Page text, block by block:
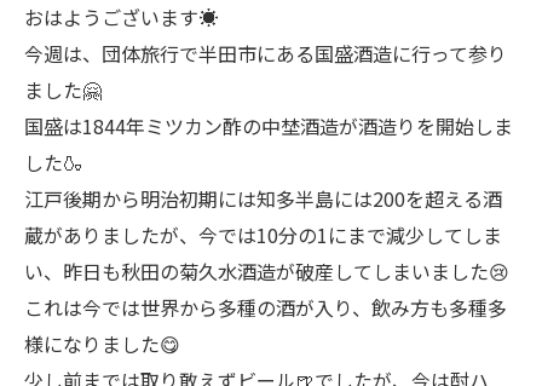
おはようございます☀
今週は、団体旅行で半田市にある国盛酒造に行って参り
ました🤗
国盛は1844年ミツカン酢の中埜酒造が酒造りを開始しま
した🍶
江戸後期から明治初期には知多半島には200を超える酒
蔵がありましたが、今では10分の1にまで減少してしま
い、昨日も秋田の菊久水酒造が破産してしまいました😢
これは今では世界から多種の酒が入り、飲み方も多種多
様になりました😋
少し前までは取り敢えずビール🍺でしたが、今は酎ハ